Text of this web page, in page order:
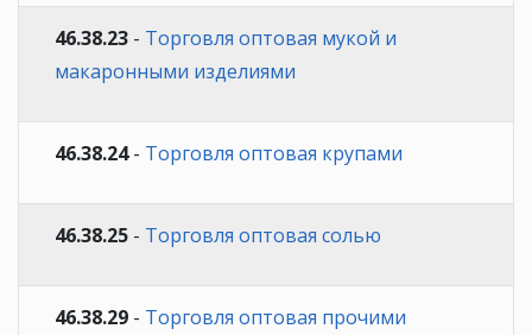
46.38.23 - Торговля оптовая мукой и
макаронными изделиями
46.38.24- Торговля оптовая крупами
46.38.25 - Торговля оптовая солью
46.38.29 - Торговля оптовая прочими